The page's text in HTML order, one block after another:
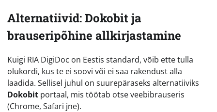
Alternatiivid: Dokobit ja
brauseripõhine allkirjastamine
Kuigi RIA DigiDoc on Eestis standard, võib ette tulla
olukordi, kus te ei soovi või ei saa rakendust alla
laadida. Sellisel juhul on suurepäraseks alternatiiviks
Dokobit portaal, mis töötab otse veebibrauseris
(Chrome, Safari jne).